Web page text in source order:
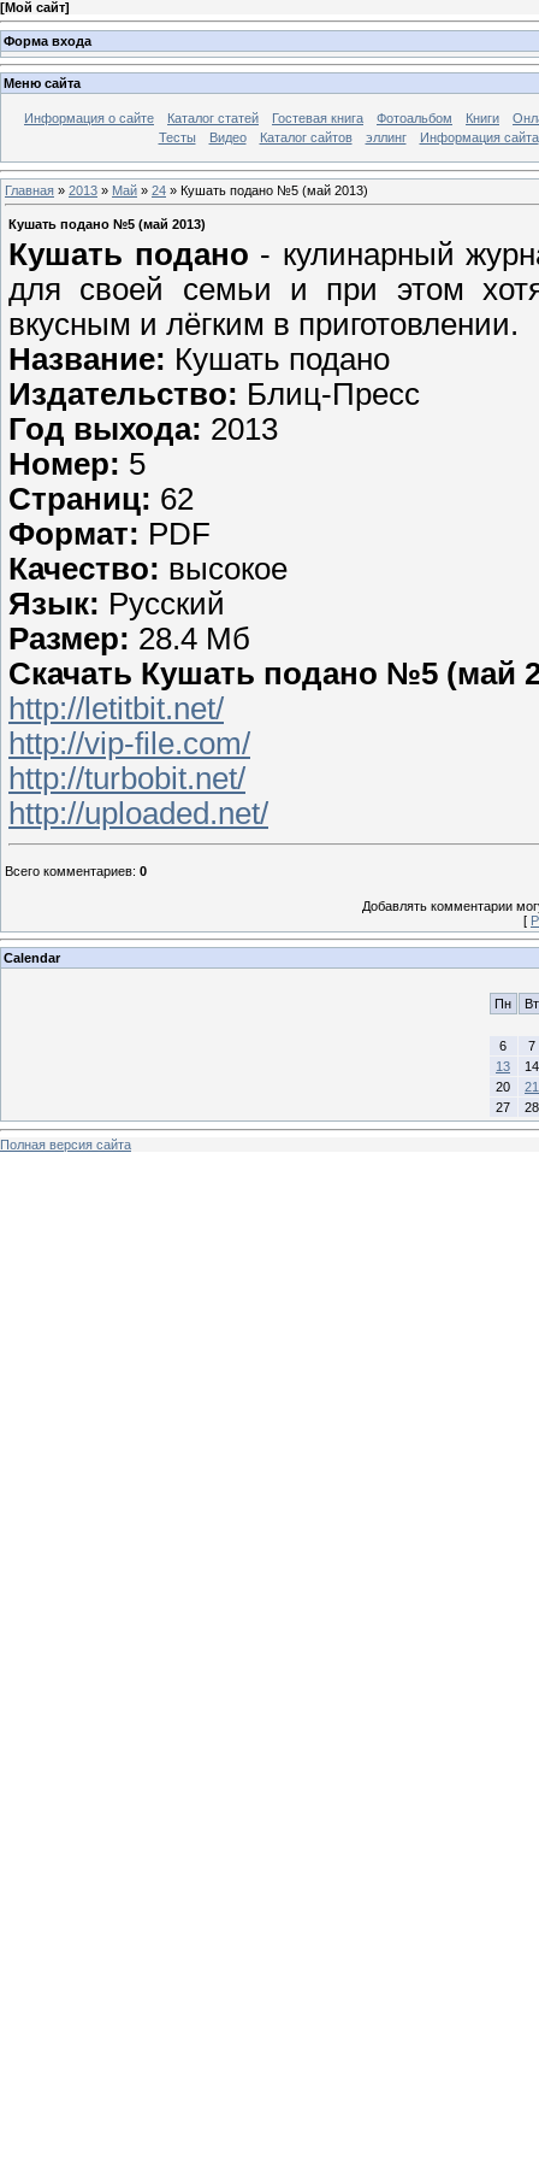
[Мой сайт]
Форма входа
Меню сайта
Информация о сайте Каталог статей Гостевая книга Фотоальбом Книги
Тесты
Видео Каталог сайтов эллинг Информация сайта
Главная » 2013 » Май » 24 » Кушать подано №5 (май 2013)
Кушать подано №5 (май 2013)
Кушать подано - кулинарный
для своей семьи и при этом
вкусным и лёгким в приготовлении.
Название: Кушать подано
Издательство: Блиц-Пресс
Год выхода: 2013
Номер: 5
Страниц: 62
Формат: PDF
Качество: высокое
Язык: Русский
Размер: 28.4 Мб
Скачать Кушать подано №5 (май
http://letitbit.net/
http://vip-file.com/
http://turbobit.net/
http://uploaded.net/
Всего комментариев: 0
Добавлять комментарии
[
Calendar
Пн Вт
6
7
13
14
20
21
27
28
Полная версия сайта